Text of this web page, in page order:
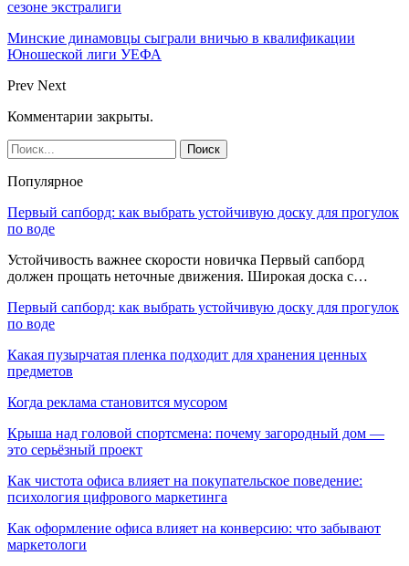
сезоне экстралиги
Минские динамовцы сыграли вничью в квалификации
Юношеской лиги УЕФА
Prev Next
Комментарии закрыты.
Популярное
Первый сапборд: как выбрать устойчивую доску для прогулок
по воде
Устойчивость важнее скорости новичка Первый сапборд
должен прощать неточные движения. Широкая доска с…
Первый сапборд: как выбрать устойчивую доску для прогулок
по воде
Какая пузырчатая пленка подходит для хранения ценных
предметов
Когда реклама становится мусором
Крыша над головой спортсмена: почему загородный дом —
это серьёзный проект
Как чистота офиса влияет на покупательское поведение:
психология цифрового маркетинга
Как оформление офиса влияет на конверсию: что забывают
маркетологи